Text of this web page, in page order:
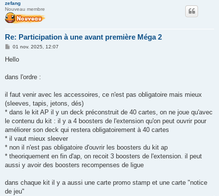
zefang
Nouveau membre
Re: Participation à une avant première Méga 2
M
s
g
01 nov. 2025, 12:07
Hello
dans l'ordre :
il faut venir avec les accessoires, ce n'est pas obligatoire mais mieux
(sleeves, tapis, jetons, dés)
* dans le kit AP il y un deck préconstruit de 40 cartes, on ne joue qu'avec
le contenu du kit : il y a 4 boosters de l'extension qu'on peut ouvrir pour
améliorer son deck qui restera obligatoirement à 40 cartes
* il vaut mieux sleever
* non il n'est pas obligatoire d'ouvrir les boosters du kit ap
* theoriquement en fin d'ap, on recoit 3 boosters de l'extension. il peut
aussi y avoir des boosters recompenses de ligue
dans chaque kit il y a aussi une carte promo stamp et une carte "notice
de jeu"